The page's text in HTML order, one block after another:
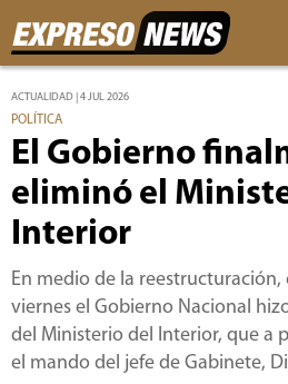
ACTUALIDAD | 4 JUL 2026
POLÍTICA
El Gobierno
eliminó el
Interior
En medio de la reestructuración,
viernes el Gobierno Nacional
del Ministerio del Interior, que a
el mando del jefe de Gabinete,